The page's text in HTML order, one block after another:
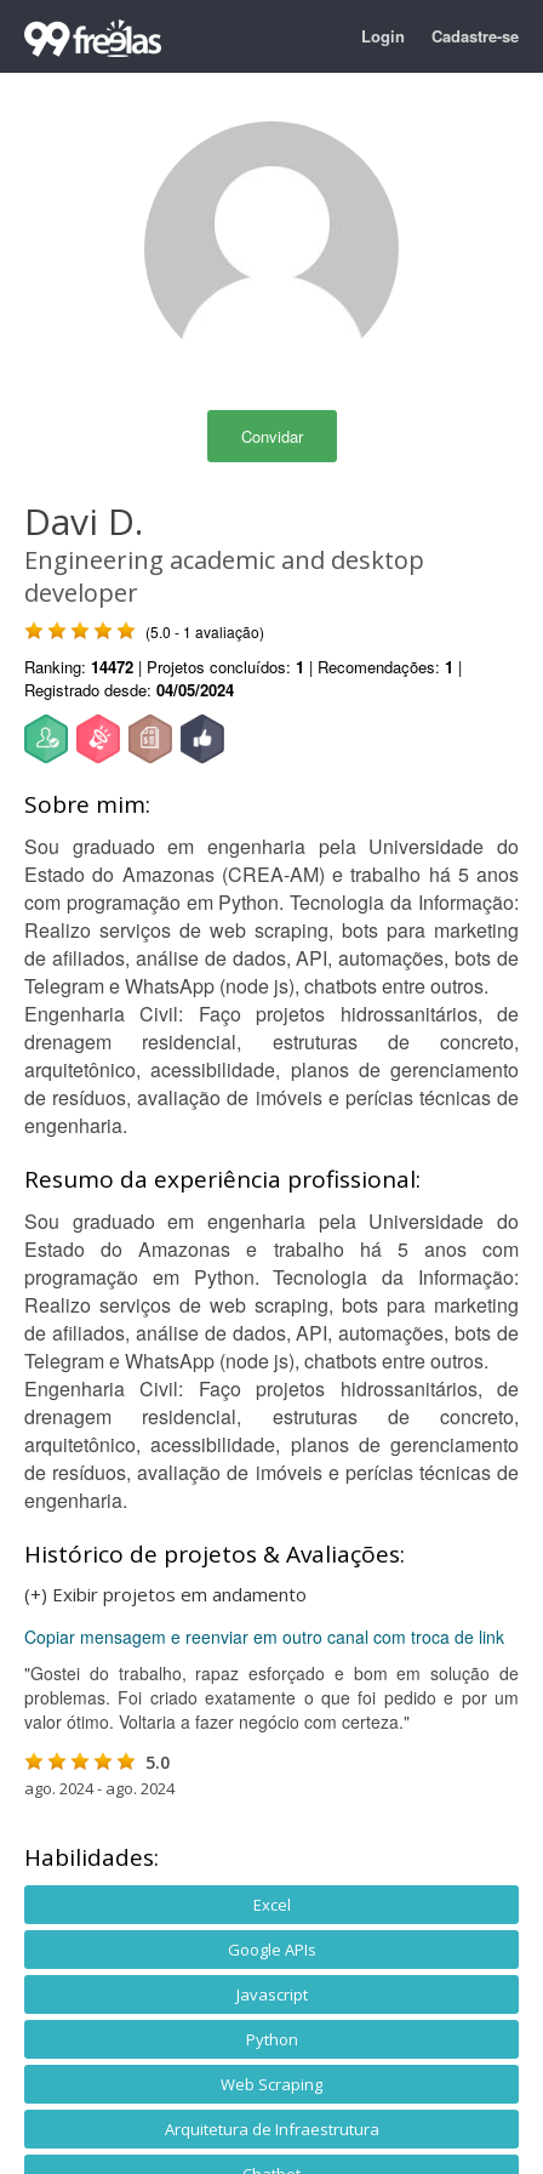
Login Cadastre-se
Convidar
Davi D.
Engineering academic and desktop
developer
(5.0 - 1 avaliação)
Ranking: 14472 | Projetos concluídos: 1 | Recomendações: 1 |
Registrado desde: 04/05/2024
Sobre mim:
Sou graduado em engenharia pela Universidade do
Estado do Amazonas (CREA-AM) e trabalho há 5 anos
com programação em Python. Tecnologia da Informação:
Realizo serviços de web scraping, bots para marketing
de afiliados, análise de dados, API, automações, bots de
Telegram e WhatsApp (node js), chatbots entre outros.
Engenharia Civil: Faço projetos hidrossanitários, de
drenagem residencial, estruturas de concreto,
arquitetônico, acessibilidade, planos de gerenciamento
de resíduos, avaliação de imóveis e perícias técnicas de
engenharia.
Resumo da experiência profissional:
Sou graduado em engenharia pela Universidade do
Estado do Amazonas e trabalho há 5 anos com
programação em Python. Tecnologia da Informação:
Realizo serviços de web scraping, bots para marketing
de afiliados, análise de dados, API, automações, bots de
Telegram e WhatsApp (node js), chatbots entre outros.
Engenharia Civil: Faço projetos hidrossanitários, de
drenagem residencial, estruturas de concreto,
arquitetônico, acessibilidade, planos de gerenciamento
de resíduos, avaliação de imóveis e perícias técnicas de
engenharia.
Histórico de projetos & Avaliações:
(+) Exibir projetos em andamento
Copiar mensagem e reenviar em outro canal com troca de link
"Gostei do trabalho, rapaz esforçado e bom em solução de
problemas. Foi criado exatamente o que foi pedido e por um
valor ótimo. Voltaria a fazer negócio com certeza."
5.0
ago. 2024 - ago. 2024
Habilidades:
Excel
Google APIs
Javascript
Python
Web Scraping
Arquitetura de Infraestrutura